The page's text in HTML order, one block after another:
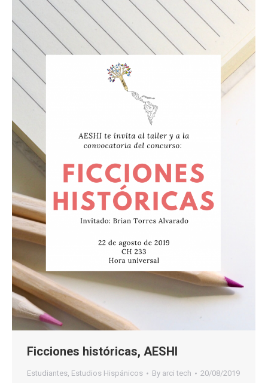
Ficciones históricas, AESHI
Estudiantes, Estudios Hispánicos By arci tech 20/08/2019